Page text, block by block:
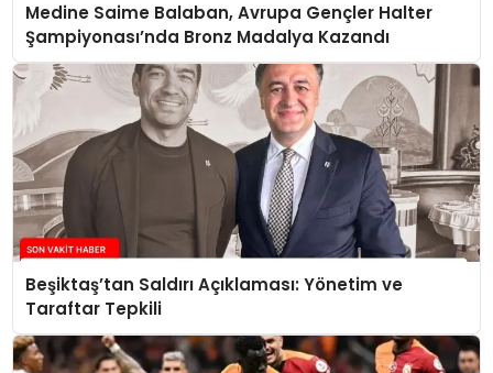
Medine Saime Balaban, Avrupa Gençler Halter
Şampiyonası’nda Bronz Madalya Kazandı
Beşiktaş’tan Saldırı Açıklaması: Yönetim ve
Taraftar Tepkili